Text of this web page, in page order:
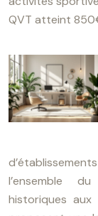
QVT atteint
l’ensemble
historiques aux